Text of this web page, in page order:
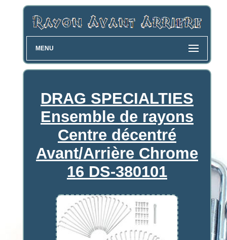
MENU
DRAG SPECIALTIES
Ensemble de rayons
Centre décentré
Avant/Arrière Chrome
16 DS-380101